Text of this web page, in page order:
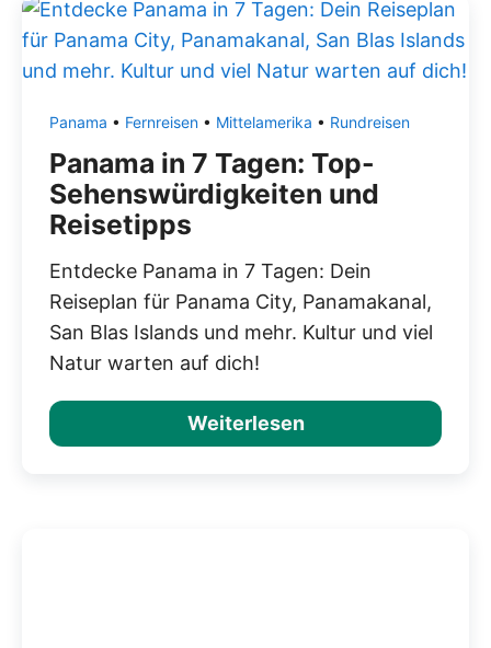
Panama • Fernreisen • Mittelamerika • Rundreisen
Panama in 7 Tagen: Top-
Sehenswürdigkeiten und
Reisetipps
Entdecke Panama in 7 Tagen: Dein
Reiseplan für Panama City, Panamakanal,
San Blas Islands und mehr. Kultur und viel
Natur warten auf dich!
Weiterlesen